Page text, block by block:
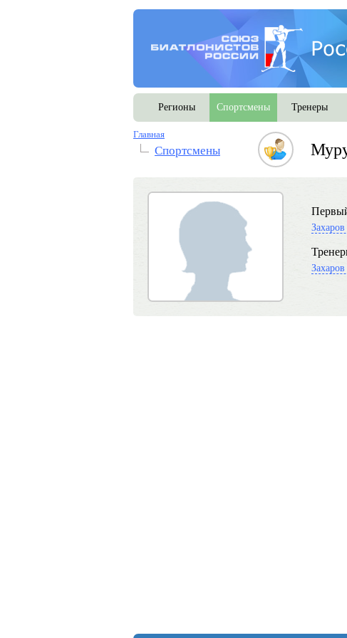
Регионы Спортсмены Тренеры
Главная
Спортсмены